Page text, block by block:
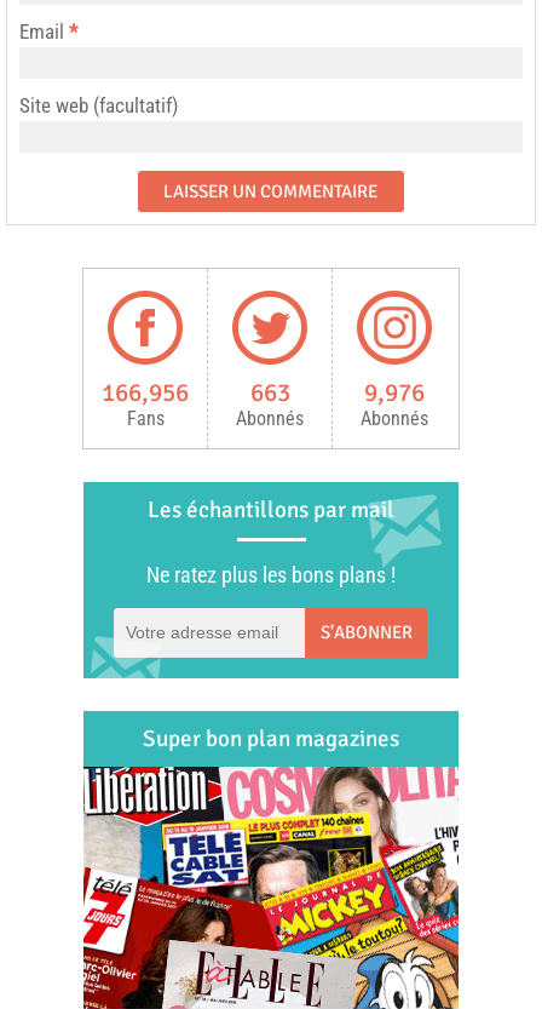
Email *
Site web (facultatif)
166,956
Fans
663
Abonnés
9,976
Abonnés
Les échantillons par mail
Ne ratez plus les bons plans !
S'ABONNER
Super bon plan magazines